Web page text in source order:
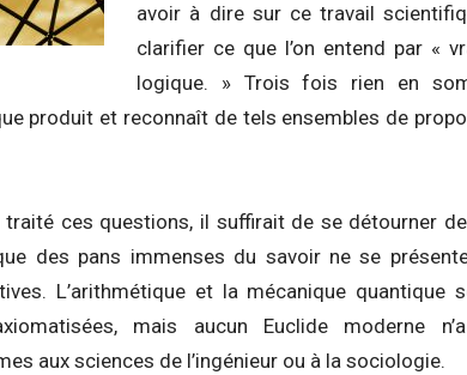
avoir à dire sur ce travail
clarifier ce que l’on entend par «
logique. » Trois fois rien en
produit et reconnaît de tels ensembles de
traité ces questions, il suffirait de se détourner
des pans immenses du savoir ne se
L’arithmétique et la mécanique quantique
mais aucun Euclide moderne
aux sciences de l’ingénieur ou à la sociologie.